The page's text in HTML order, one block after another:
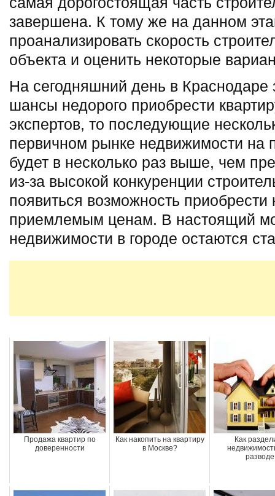
завершена. К тому же на данном
проанализировать скорость
объекта и оценить некоторые
На сегодняшний день в Краснодаре
шансы недорого приобрести
экспертов, то последующие
первичном рынке недвижимости на
будет в несколько раз выше, чем
из-за высокой конкуренции
появиться возможность
приемлемым ценам. В настоящий
недвижимости в городе остаются
Продажа квартир по
доверенности
Как накопить на квартиру
в Москве?
Как
разводе